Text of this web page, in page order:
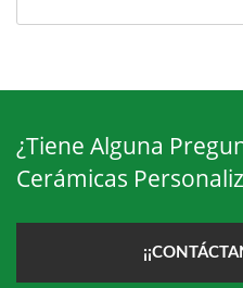
¿Tiene Alguna
Cerámicas